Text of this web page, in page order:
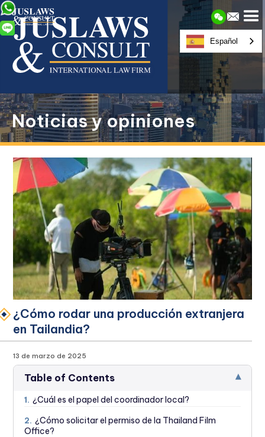
Noticias y opiniones
¿Cómo rodar una producción extranjera
en Tailandia?
13 de marzo de 2025
Table of Contents ▾
1. ¿Cuál es el papel del coordinador local?
2. ¿Cómo solicitar el permiso de la Thailand Film
Office?
Español